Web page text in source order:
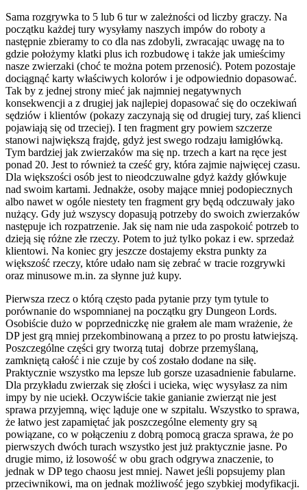
Sama rozgrywka to 5 lub 6 tur w zależności od liczby graczy. Na
początku każdej tury wysyłamy naszych impów do roboty a
następnie zbieramy to co dla nas zdobyli, zwracając uwagę na to
gdzie położymy klatki plus ich rozbudowę i także jak umieścimy
nasze zwierzaki (choć te można potem przenosić). Potem pozostaje
dociągnąć karty właściwych kolorów i je odpowiednio dopasować.
Tak by z jednej strony mieć jak najmniej negatywnych
konsekwencji a z drugiej jak najlepiej dopasować się do oczekiwań
sędziów i klientów (pokazy zaczynają się od drugiej tury, zaś klienci
pojawiają się od trzeciej). I ten fragment gry powiem szczerze
stanowi największą frajdę, gdyż jest swego rodzaju łamigłówką.
Tym bardziej jak zwierzaków ma się np. trzech a kart na ręce jest
ponad 20. Jest to również ta cześć gry, która zajmie najwięcej czasu.
Dla większości osób jest to nieodczuwalne gdyż każdy główkuje
nad swoim kartami. Jednakże, osoby mające mniej podopiecznych
albo nawet w ogóle niestety ten fragment gry będą odczuwały jako
nużący. Gdy już wszyscy dopasują potrzeby do swoich zwierzaków
następuje ich rozpatrzenie. Jak się nam nie uda zaspokoić potrzeb to
dzieją się różne złe rzeczy. Potem to już tylko pokaz i ew. sprzedaż
klientowi. Na koniec gry jeszcze dostajemy ekstra punkty za
większość rzeczy, które udało nam się zebrać w tracie rozgrywki
oraz minusowe m.in. za słynne już kupy.
Pierwsza rzecz o którą często pada pytanie przy tym tytule to
porównanie do wspomnianej na początku gry Dungeon Lords.
Osobiście dużo w poprzedniczkę nie grałem ale mam wrażenie, że
DP jest grą mniej przekombinowaną a przez to po prostu łatwiejszą.
Poszczególne części gry tworzą tutaj dobrze przemyślaną,
zamkniętą całość i nie czuje by coś zostało dodane na siłę.
Praktycznie wszystko ma lepsze lub gorsze uzasadnienie fabularne.
Dla przykładu zwierzak się złości i ucieka, więc wysyłasz za nim
impy by nie uciekł. Oczywiście takie ganianie zwierząt nie jest
sprawa przyjemną, więc ląduje one w szpitalu. Wszystko to sprawa,
że łatwo jest zapamiętać jak poszczególne elementy gry są
powiązane, co w połączeniu z dobrą pomocą gracza sprawa, że po
pierwszych dwóch turach wszystko jest już praktycznie jasne. Po
drugie mimo, iż losowość w obu grach odgrywa znaczenie, to
jednak w DP tego chaosu jest mniej. Nawet jeśli popsujemy plan
przeciwnikowi, ma on jednak możliwość jego szybkiej modyfikacji.